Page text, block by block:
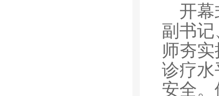
开
副书
师夯
诊疗
安全